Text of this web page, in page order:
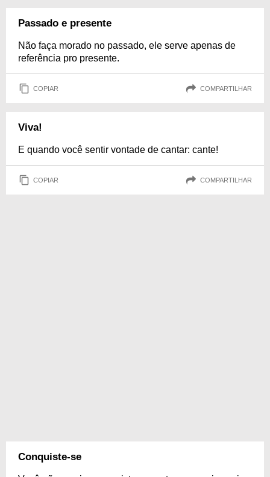
Passado e presente
Não faça morado no passado, ele serve apenas de
referência pro presente.
COPIAR COMPARTILHAR
Viva!
E quando você sentir vontade de cantar: cante!
COPIAR COMPARTILHAR
Conquiste-se